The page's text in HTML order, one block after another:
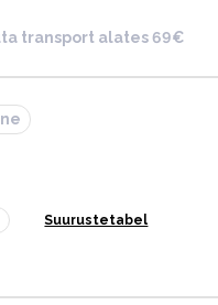
transport alates 69€
Suurustetabel